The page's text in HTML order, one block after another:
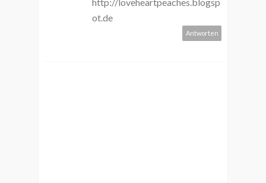
http://loveheartpeaches.blogsp
ot.de
Antworten